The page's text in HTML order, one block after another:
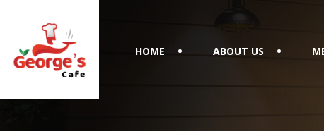
HOME ABOUT US